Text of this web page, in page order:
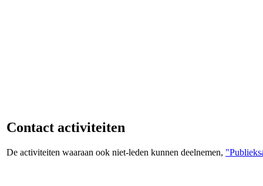
Contact activiteiten
De activiteiten waaraan ook niet-leden kunnen deelnemen,